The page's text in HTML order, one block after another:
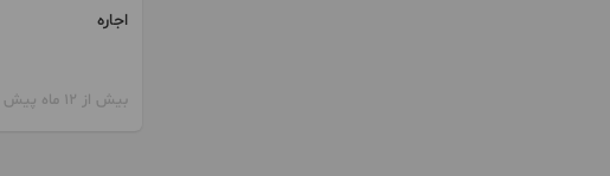
اجاره
بیش از 12 ماه پیش